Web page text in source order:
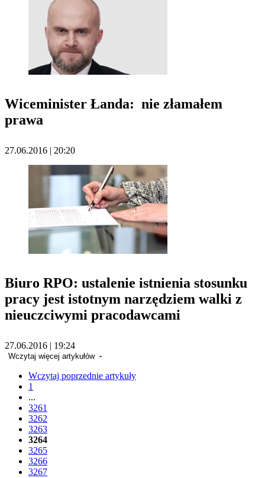
Wiceminister Łanda: nie złamałem
prawa
27.06.2016 | 20:20
Biuro RPO: ustalenie istnienia stosunku
pracy jest istotnym narzędziem walki z
nieuczciwymi pracodawcami
27.06.2016 | 19:24
Wczytaj więcej artykułów
Wczytaj poprzednie artykuły
1
...
3261
3262
3263
3264
3265
3266
3267